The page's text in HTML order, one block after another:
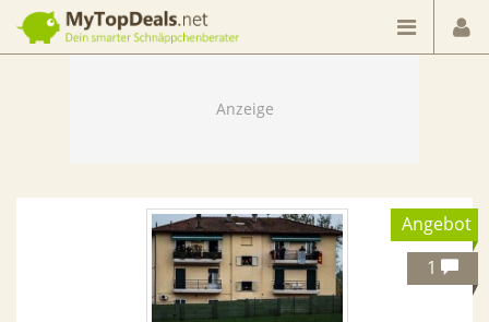
Dein smarter Schnäppchenberater
Angebot
1